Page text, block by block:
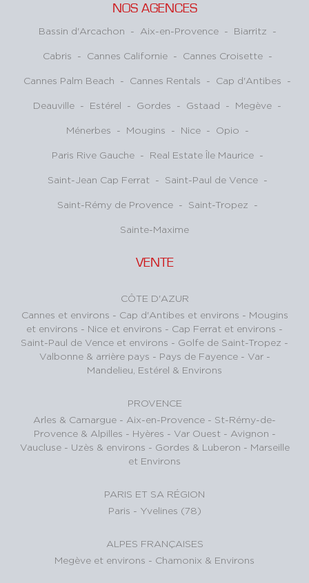
VENTE
CÔTE D'AZUR
Cannes et environs - Cap d'Antibes et environs - Mougins
et environs - Nice et environs - Cap Ferrat et environs -
Saint-Paul de Vence et environs - Golfe de Saint-Tropez -
Valbonne & arrière pays - Pays de Fayence - Var -
Mandelieu, Estérel & Environs
PROVENCE
Arles & Camargue - Aix-en-Provence - St-Rémy-de-
Provence & Alpilles - Hyères - Var Ouest - Avignon -
Vaucluse - Uzès & environs - Gordes & Luberon - Marseille
et Environs
PARIS ET SA RÉGION
Paris - Yvelines (78)
ALPES FRANÇAISES
Megève et environs - Chamonix & Environs
NOS AGENCES
Bassin d'Arcachon - Aix-en-Provence - Biarritz -
Cabris - Cannes Californie - Cannes Croisette -
Cannes Palm Beach - Cannes Rentals - Cap d'Antibes -
Deauville - Estérel - Gordes - Gstaad - Megève -
Ménerbes - Mougins - Nice - Opio -
Paris Rive Gauche - Real Estate Île Maurice -
Saint-Jean Cap Ferrat - Saint-Paul de Vence -
Saint-Rémy de Provence - Saint-Tropez -
Sainte-Maxime